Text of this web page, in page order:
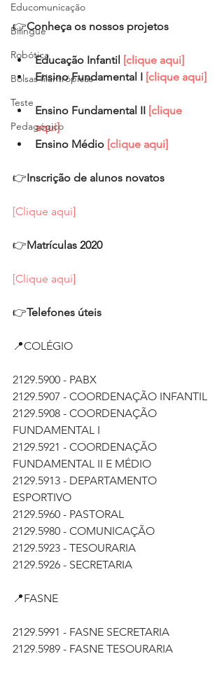
Educomunicação
Bilíngue
Robótica
Bolsas filantrópicas
Teste
Pedagógico
👉Conheça os nossos projetos
Educação Infantil [clique aqui]
Ensino Fundamental I [clique aqui]
Ensino Fundamental II [clique
aqui]
Ensino Médio [clique aqui]
👉Inscrição de alunos novatos
[Clique aqui]
👉Matrículas 2020
[Clique aqui]
👉Telefones úteis
📍COLÉGIO
2129.5900 - PABX
2129.5907 - COORDENAÇÃO INFANTIL
2129.5908 - COORDENAÇÃO
FUNDAMENTAL I
2129.5921 - COORDENAÇÃO
FUNDAMENTAL II E MÉDIO
2129.5913 - DEPARTAMENTO
ESPORTIVO
2129.5960 - PASTORAL
2129.5980 - COMUNICAÇÃO
2129.5923 - TESOURARIA
2129.5926 - SECRETARIA
📍FASNE
2129.5991 - FASNE SECRETARIA
2129.5989 - FASNE TESOURARIA